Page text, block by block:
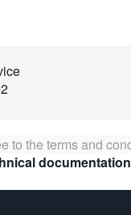
to the terms and